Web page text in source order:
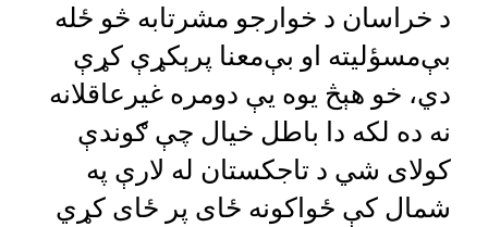
د خراسان د خوارجو مشرتابه څو ځله
بې‌مسؤلیته او بې‌معنا پرېکړې کړې
دي، خو هېڅ یوه یې دومره غیرعاقلانه
نه ده لکه دا باطل خیال چې ګوندې
کولای شي د تاجکستان له لارې په
شمال کې ځواکونه ځای پر ځای کړي